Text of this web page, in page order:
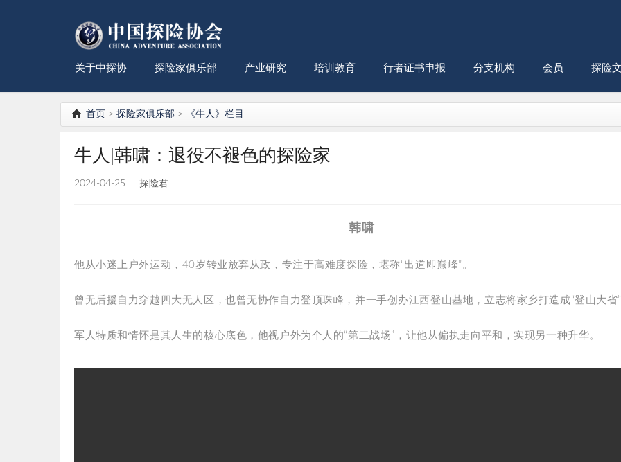
关于中探协 探险家俱乐部 产业研究 培训教育 行者证书申报 分支机构 会员 探险
首页 > 探险家俱乐部 > 《牛人》栏目
牛人|韩啸：退役不褪色的探险家
2024-04-25 探险君
韩啸
他从小迷上户外运动， 40岁转业放弃从政，专注于高难度探险，堪称“出道即巅峰”。
曾无后援自力穿越四大无人区，也曾无协作自力登顶珠峰， 并一手创办江西登山基地，立志将家乡打造成“登山大省
军人特质和情怀是其人生的核心底色， 他视户外为个人的“第二战场”， 让他从偏执走向平和，实现另一种升华。